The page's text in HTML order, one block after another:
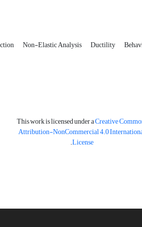
Non-Elastic Analysis Ductility
This work is licensed under aCreative
Attribution-NonCommercial 4.0
License
.